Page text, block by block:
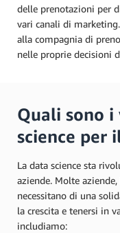
delle prenotazioni per
vari canali di
alla compagnia di
nelle proprie decisioni
Quali sono
science per
La data science sta
aziende. Molte
necessitano di una
la crescita e tenersi in
includiamo: